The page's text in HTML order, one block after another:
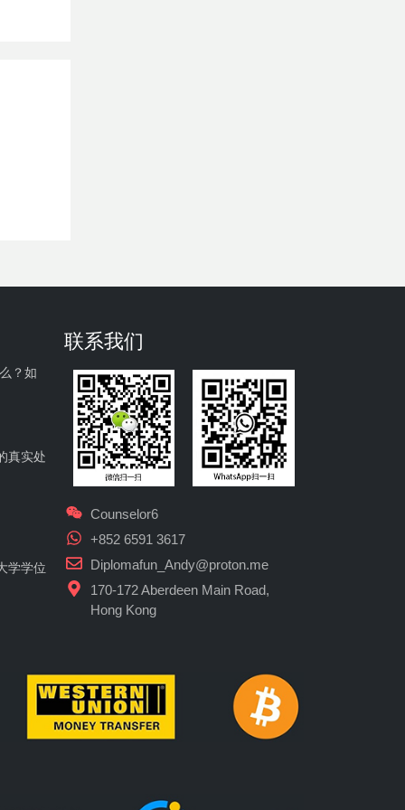
？如
真实处
学学位
联系我们
Counselor6
+852 6591 3617
Diplomafun_Andy@proton.me
170-172 Aberdeen Main Road,
Hong Kong